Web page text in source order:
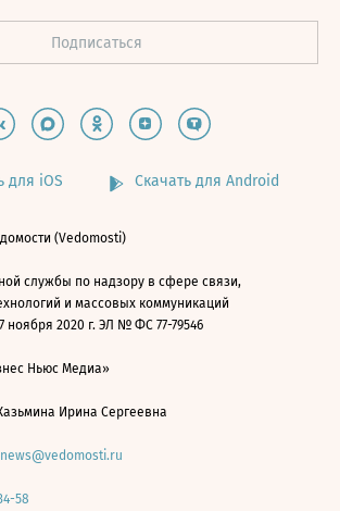
для iOS Скачать для Android
(Vedomosti)
службы по надзору в сфере связи,
и массовых коммуникаций
ноября 2020 г. ЭЛ № ФС 77-79546
Ньюс Медиа»
Ирина Сергеевна
news@vedomosti.ru
58